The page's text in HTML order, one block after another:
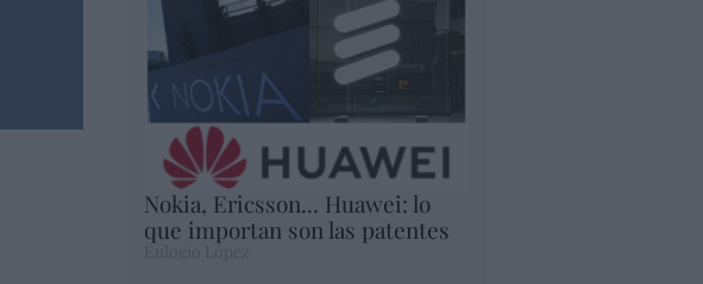
Nokia, Ericsson... Huawei: lo
que importan son las patentes
Eulogio López